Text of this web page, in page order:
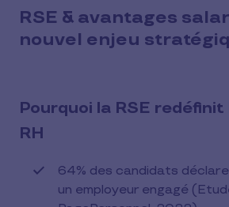
RSE & avantages
nouvel enjeu
Pourquoi la RSE
RH
64% des candidats
un employeur engagé